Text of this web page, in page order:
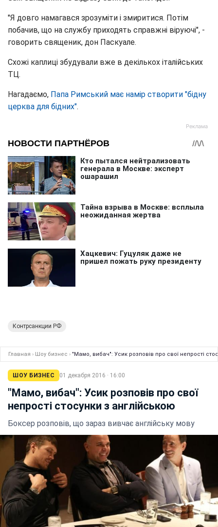
"Я довго намагався зрозуміти і змиритися. Потім
побачив, що на службу приходять справжні віруючі", -
говорить священик, дон Паскуале.
Схожі каплиці збудували вже в декількох італійських
ТЦ.
Нагадаємо, Папа Римський має намір створити "бідну
церква для бідних".
Контрсанкции РФ
Главная › Шоу бизнес › "Мамо, вибач": Усик розповів про свої непрості
ШОУ БИЗНЕС 01 декабря 2016 · 16:00
"Мамо, вибач": Усик розповів про свої
непрості стосунки з англійською
Боксер розповів, що зараз вивчає англійську мову